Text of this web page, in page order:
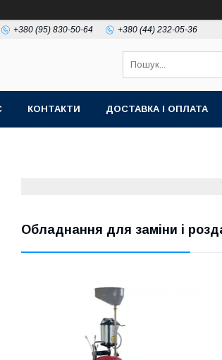
+380 (95) 830-50-64 +380 (44) 232-05-36
КОНТАКТИ ДОСТАВКА І ОПЛАТА
Обладнання для заміни і